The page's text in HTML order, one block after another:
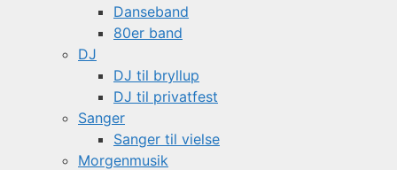
Danseband
80er band
DJ
DJ til bryllup
DJ til privatfest
Sanger
Sanger til vielse
Morgenmusik